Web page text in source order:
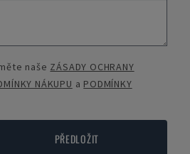
naše ZÁSADY OCHRANY
NÁKUPU a PODMÍNKY
PŘEDLOŽIT